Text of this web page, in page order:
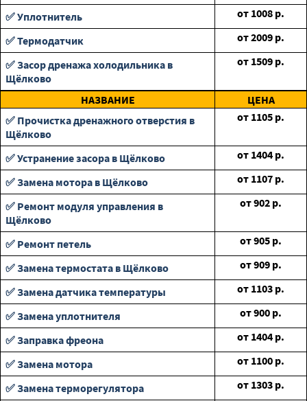
✅ Уплотнитель
от 1008 р.
✅ Термодатчик
от2009 р.
✅ Засор дренажа холодильника в
Щёлково
от 1509 р.
НАЗВАНИЕ
ЦЕНА
✅ Прочистка дренажного отверстия в
Щёлково
от 1105 р.
✅ Устранение засора в Щёлково от 1404 р.
✅ Замена мотора в Щёлково
от 1107 р.
✅ Ремонт модуля управления в
Щёлково
от902 р.
✅ Ремонт петель от905 р.
✅ Замена термостата в Щёлково
от909 р.
✅ Замена датчика температуры
от 1103 р.
✅ Замена уплотнителя
от900 р.
✅ Заправка фреона
от 1404 р.
✅ Замена мотора
от 1100 р.
✅ Замена терморегулятора
от 1303 р.